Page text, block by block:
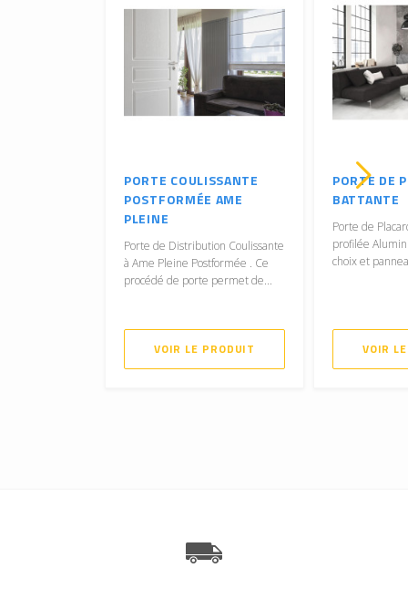
PORTE COULISSANTE
POSTFORMÉE AME
PLEINE
Porte de Distribution Coulissante
à Ame Pleine Postformée . Ce
procédé de porte permet de...
VOIR LE PRODUIT
PORTE DE
BATTANTE
Porte de
profilée
choix et
VOIR